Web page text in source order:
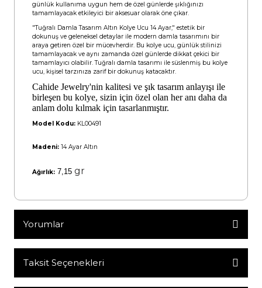
günlük kullanıma uygun hem de özel günlerde şıklığınızı
tamamlayacak etkileyici bir aksesuar olarak öne çıkar.
"Tuğralı Damla Tasarım Altın Kolye Ucu 14 Ayar," estetik bir
dokunuş ve geleneksel detaylar ile modern damla tasarımını bir
araya getiren özel bir mücevherdir. Bu kolye ucu, günlük stilinizi
tamamlayacak ve aynı zamanda özel günlerde dikkat çekici bir
tamamlayıcı olabilir. Tuğralı damla tasarımı ile süslenmiş bu kolye
ucu, kişisel tarzınıza zarif bir dokunuş katacaktır.
Cahide Jewelry'nin kalitesi ve şık tasarım anlayışı ile
birleşen bu kolye, sizin için özel olan her anı daha da
anlam dolu kılmak için tasarlanmıştır.
Model Kodu: KL00491
Madeni: 14 Ayar Altın
Ağırlık: 7,15 gr
Yorumlar
Bu ürüne ilk yorumu siz yapın!
Taksit Seçenekleri